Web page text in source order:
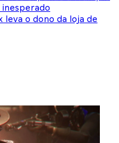
inesperado
o dono da loja de